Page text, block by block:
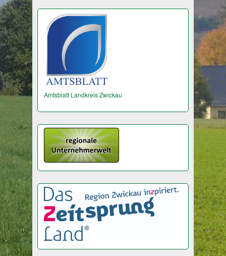
Amtsblatt Landkreis Zwickau